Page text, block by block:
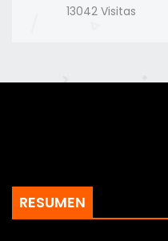
13042 Visitas
RESUMEN